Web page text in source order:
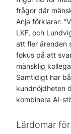
frågor där
Anja förklarar:
LKF, och
att fler ärenden
fokus på att
mänsklig
Samtidigt har
kundnöjdheten
kombinera AI-
Lärdomar